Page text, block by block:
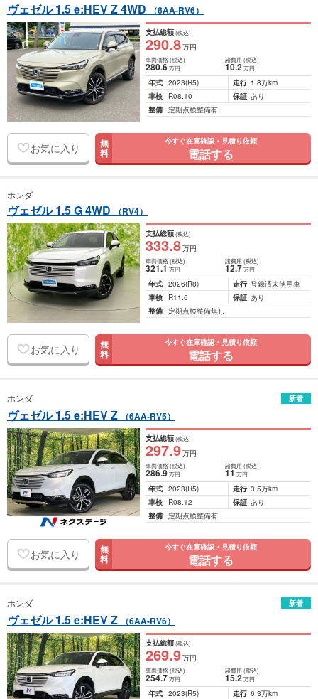
ヴェゼル 1.5 e:HEV Z 4WD （6AA-RV6）
支払総額(税込)
290.8万円
車両価格(税込)
280.6万円
諸費用 (税込)
10.2 万円
年式 2023(R5) 走行 1.8万km
車検
R08.10 保証 あり
整備 定期点検整備有
お気に入り 無
料
今すぐ在庫確認・見積り依頼
電話する
ホンダ
ヴェゼル 1.5 G 4WD （RV4）
支払総額(税込)
333.8万円
車両価格(税込)
321.1万円
諸費用 (税込)
12.7 万円
年式 2026(R8) 走行 登録済未使用車
車検
R11.6 保証 あり
整備 定期点検整備無し
お気に入り 無
料
今すぐ在庫確認・見積り依頼
電話する
ホンダ 新着
ヴェゼル 1.5 e:HEV Z （6AA-RV5）
支払総額(税込)
297.9万円
車両価格(税込)
286.9万円
諸費用 (税込)
11 万円
年式 2023(R5) 走行 3.5万km
車検
R08.12 保証 あり
整備 定期点検整備有
お気に入り 無
料
今すぐ在庫確認・見積り依頼
電話する
ホンダ 新着
ヴェゼル 1.5 e:HEV Z （6AA-RV6）
支払総額(税込)
269.9万円
車両価格(税込)
254.7万円
諸費用 (税込)
15.2 万円
年式 2023(R5) 走行 6.3万km